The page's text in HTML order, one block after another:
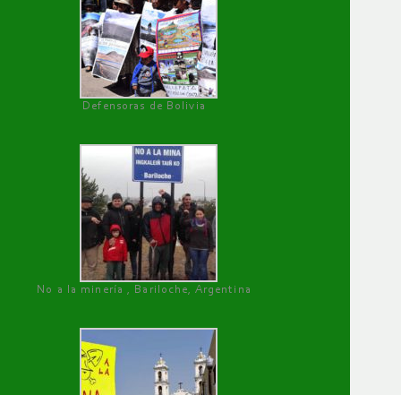
Defensoras de Bolivia
No a la minería , Bariloche, Argentina